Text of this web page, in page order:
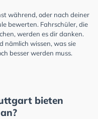
während, oder nach deiner
bewerten. Fahrschüler, die
werden es dir danken.
nämlich wissen, was sie
besser werden muss.
bieten